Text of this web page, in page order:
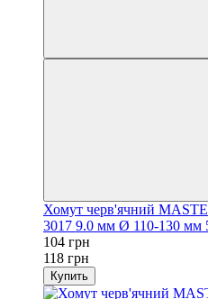
Хомут черв'ячний
3017 9.0 мм Ø 110-130 мм
104 грн
118 грн
Купить